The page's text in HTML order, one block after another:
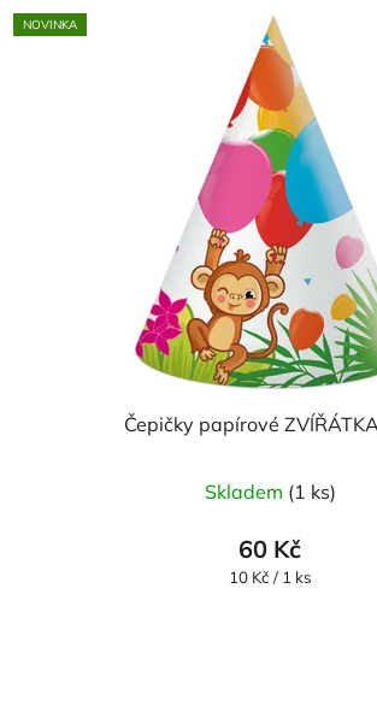
NOVINKA
Čepičky papírové
Skladem (1 ks)
60 Kč
Měrná
10 Kč / 1 ks